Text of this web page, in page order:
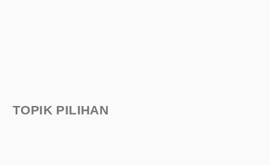
TOPIK PILIHAN